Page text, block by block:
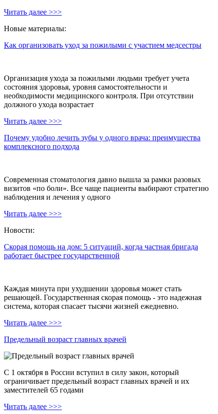
Читать далее >>>
Новые материалы:
Как организовать уход за пожилыми с участием медсестры
Организация ухода за пожилыми людьми требует учета
состояния здоровья, уровня самостоятельности и
необходимости медицинского контроля. При отсутствии
должного ухода возрастает
Читать далее >>>
Почему удобно лечить зубы у одного врача: преимущества
комплексного подхода
Современная стоматология давно вышла за рамки разовых
визитов «по боли». Все чаще пациенты выбирают стратегию
наблюдения и лечения у одного
Читать далее >>>
Новости:
Скорая помощь на дом: 5 ситуаций, когда частная бригада
работает быстрее государственной
Каждая минута при ухудшении здоровья может стать
решающей. Государственная скорая помощь - это надежная
система, которая спасает тысячи жизней ежедневно.
Читать далее >>>
Предельный возраст главных врачей
С 1 октября в России вступил в силу закон, который
ограничивает предельный возраст главных врачей и их
заместителей 65 годами
Читать далее >>>